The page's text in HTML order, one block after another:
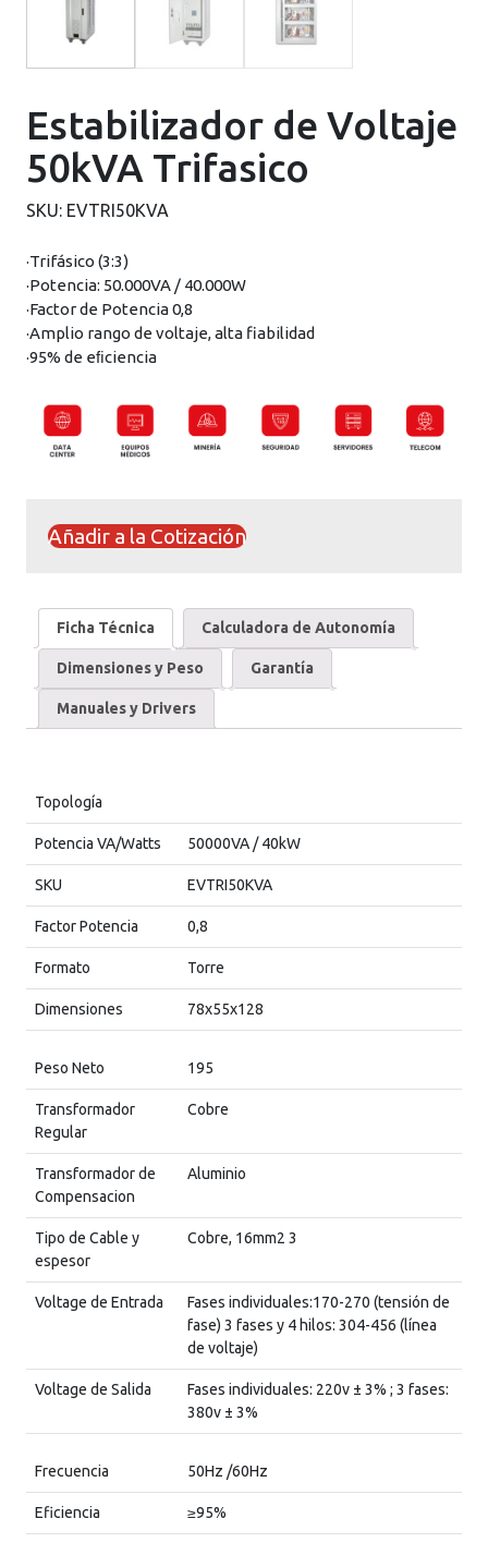
Estabilizador de Voltaje
50kVA Trifasico
SKU: EVTRI50KVA
·Trifásico (3:3)
·Potencia: 50.000VA / 40.000W
·Factor de Potencia 0,8
·Amplio rango de voltaje, alta fiabilidad
·95% de eﬁciencia
Añadir a la Cotización
Ficha Técnica Calculadora de Autonomía
Dimensiones y Peso Garantía
Manuales y Drivers
Topología
Potencia VA/Watts 50000VA / 40kW
SKU EVTRI50KVA
Factor Potencia 0,8
Formato Torre
Dimensiones 78x55x128
Peso Neto 195
Transformador
Regular
Cobre
Transformador de
Compensacion
Aluminio
Tipo de Cable y
espesor
Cobre, 16mm2 3
Voltage de Entrada
Fases individuales:170-270 (tensión de
fase) 3 fases y 4 hilos: 304-456 (línea
de voltaje)
Voltage de Salida
Fases individuales: 220v ± 3% ; 3 fases:
380v ± 3%
Frecuencia 50Hz /60Hz
Eficiencia ≥95%